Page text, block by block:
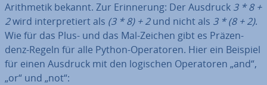
Arith­me­tik bekannt. Zur Er­in­ne­rung: Der Ausdruck 3 * 8 +
2wird in­ter­pre­tiert als (3 * 8) + 2und nicht als 3 * (8 + 2).
Wie für das Plus- und das Mal-Zeichen gibt es Prä­zen­
denz-Regeln für alle Python-Ope­ra­to­ren. Hier ein Beispiel
für einen Ausdruck mit den logischen Ope­ra­to­ren „and“,
„or“ und „not“: